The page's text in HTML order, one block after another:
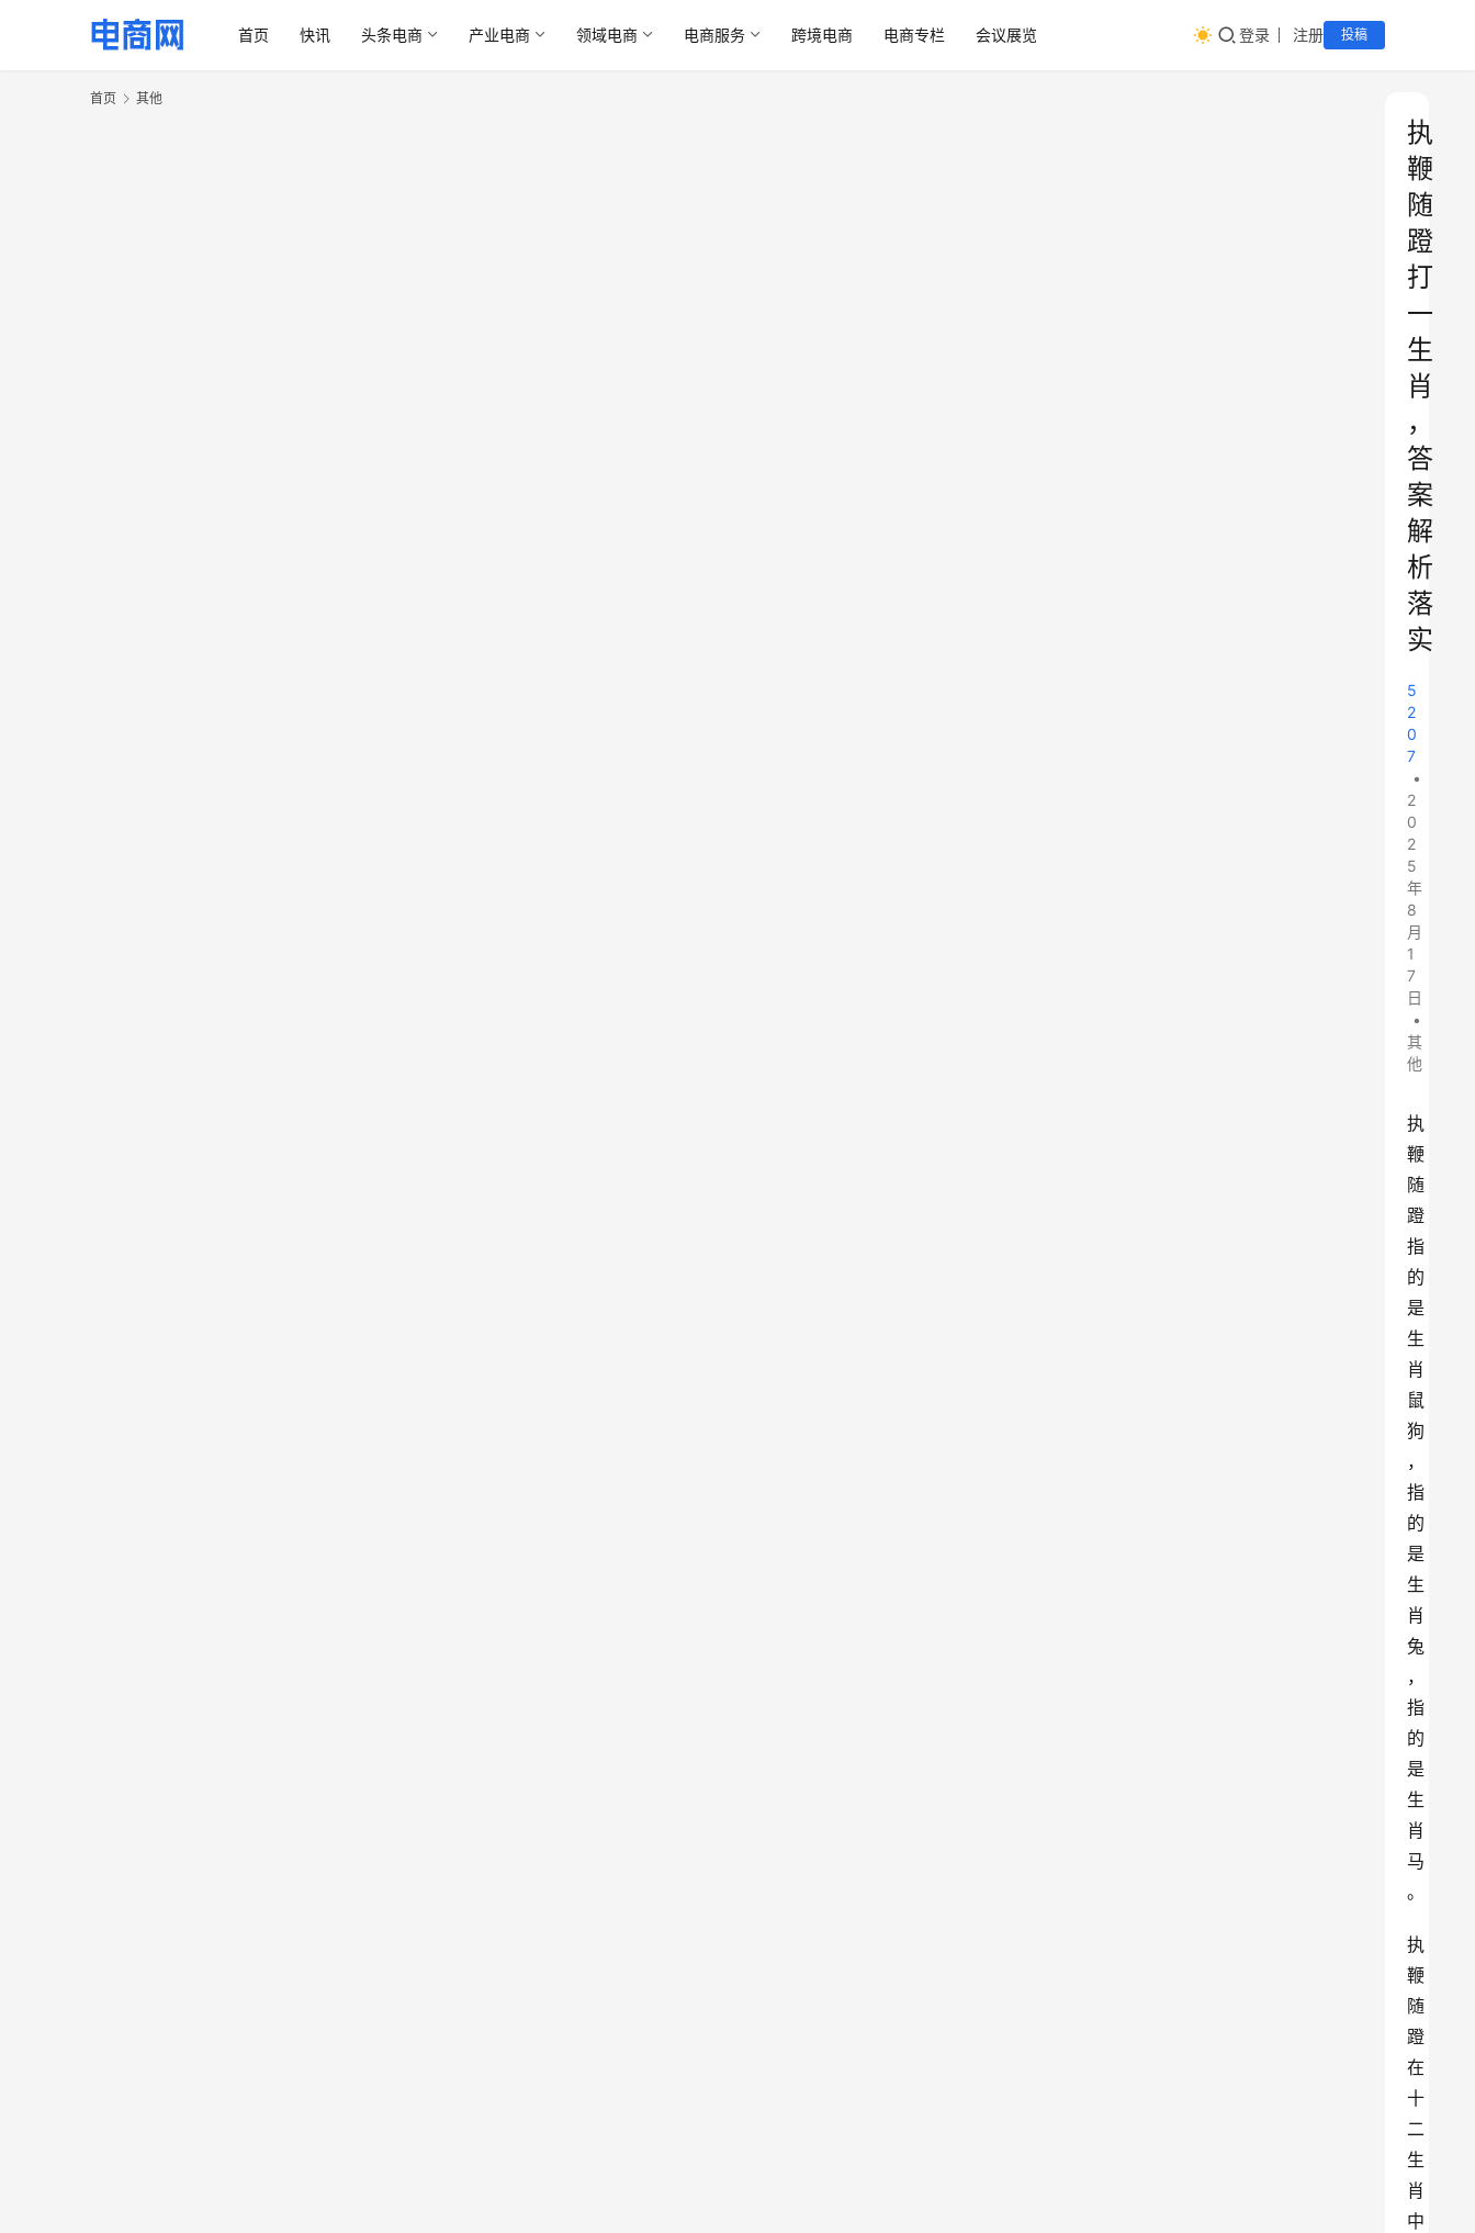
首页 快讯 头条电商 产业电商 领域电商 电商服务 跨境电商 电商专栏 会议展览 登录 注册 投稿
首页 其他
执
鞭
随
蹬
打
一
生
肖
，
答
案
解
析
落
实
5
2
0
7
•
2
0
2
5
年
8
月
1
7
日
•
其
他
执
鞭
随
蹬
指
的
是
生
肖
鼠
狗
，
指
的
是
生
肖
兔
，
指
的
是
生
肖
马
。
执
鞭
随
蹬
在
十
二
生
肖
中